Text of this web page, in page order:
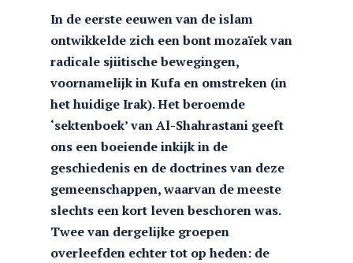
In de eerste eeuwen van de islam
ontwikkelde zich een bont mozaïek van
radicale sjiitische bewegingen,
voornamelijk in Kufa en omstreken (in
het huidige Irak). Het beroemde
‘sektenboek’ van Al-Shahrastani geeft
ons een boeiende inkijk in de
geschiedenis en de doctrines van deze
gemeenschappen, waarvan de meeste
slechts een kort leven beschoren was.
Twee van dergelijke groepen
overleefden echter tot op heden: de